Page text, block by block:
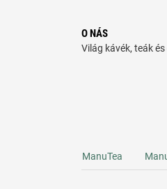
O NÁS
Világ kávék, teák
ManuTea